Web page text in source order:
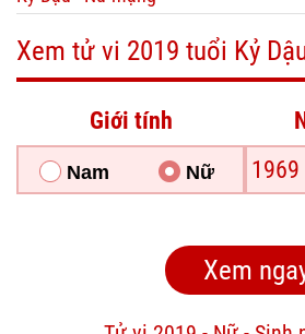
Xem tử vi 2019 tuổi Kỷ
Giới tính
Nam Nữ